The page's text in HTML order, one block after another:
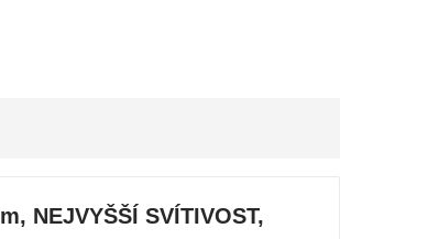
NEJVYŠŠÍ SVÍTIVOST,